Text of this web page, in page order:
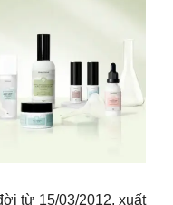
từ 15/03/2012, xuất